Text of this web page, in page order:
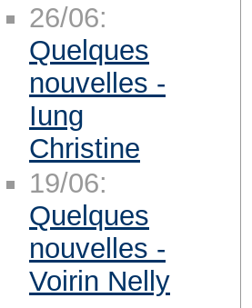
26/06:
Quelques
nouvelles -
Iung
Christine
19/06:
Quelques
nouvelles -
Voirin Nelly